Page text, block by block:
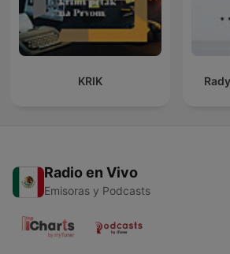
KRIK
Radio en Vivo
Emisoras y Podcasts